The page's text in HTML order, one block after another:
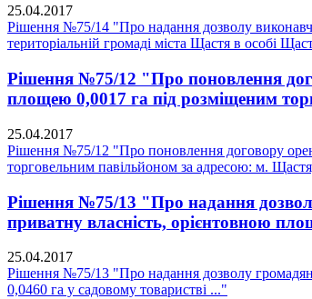
25.04.2017
Рішення №75/14 "Про надання дозволу
територіальній громаді міста Щастя в особі
Рішення №75/12 "Про поновлення
площею 0,0017 га під розміщеним
25.04.2017
Рішення №75/12 "Про поновлення договору
торговельним павільйоном за адресою: м.
Рішення №75/13 "Про надання
приватну власність, орієнтовною
25.04.2017
Рішення №75/13 "Про надання дозволу
0,0460 га у садовому товаристві ..."